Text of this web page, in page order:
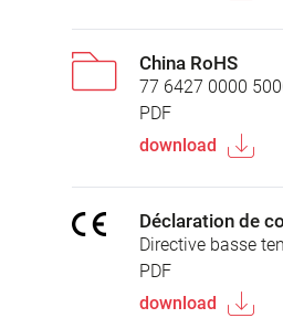
China RoHS
77 6427 0000
PDF
download
Déclaration de
Directive basse
PDF
download